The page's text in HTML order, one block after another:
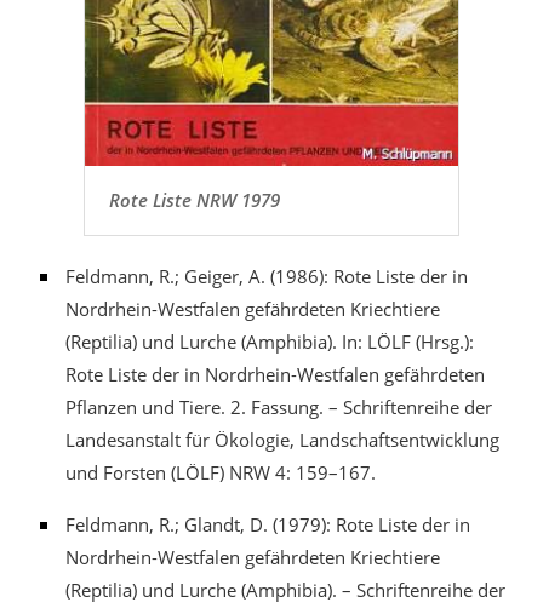
Rote Liste NRW 1979
Feldmann, R.; Geiger, A. (1986): Rote Liste der in
Nordrhein-Westfalen gefährdeten Kriechtiere
(Reptilia) und Lurche (Amphibia). In: LÖLF (Hrsg.):
Rote Liste der in Nordrhein-Westfalen gefährdeten
Pflanzen und Tiere. 2. Fassung. – Schriftenreihe der
Landesanstalt für Ökologie, Landschaftsentwicklung
und Forsten (LÖLF) NRW 4: 159–167.
Feldmann, R.; Glandt, D. (1979): Rote Liste der in
Nordrhein-Westfalen gefährdeten Kriechtiere
(Reptilia) und Lurche (Amphibia). – Schriftenreihe der